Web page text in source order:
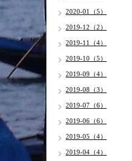
2020-01（5）
2019-12（2）
2019-11（4）
2019-10（5）
2019-09（4）
2019-08（3）
2019-07（6）
2019-06（6）
2019-05（4）
2019-04（4）